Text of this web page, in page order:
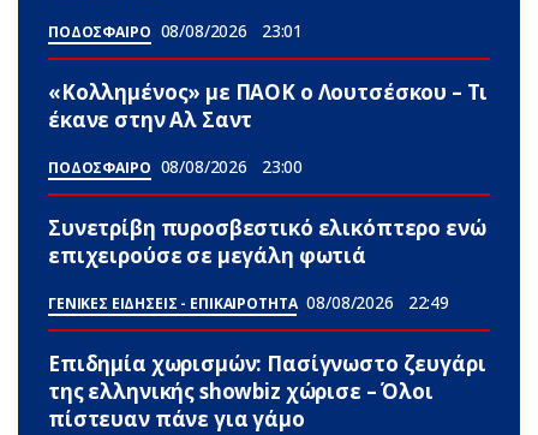
ΠΟΔΟΣΦΑΙΡΟ 08/08/2026 23:01
«Κολλημένος» με ΠΑΟΚ ο Λουτσέσκου – Τι
έκανε στην Αλ Σαντ
ΠΟΔΟΣΦΑΙΡΟ 08/08/2026 23:00
Συνετρίβη πυροσβεστικό ελικόπτερο ενώ
επιχειρούσε σε μεγάλη φωτιά
ΓΕΝΙΚΕΣ ΕΙΔΗΣΕΙΣ - ΕΠΙΚΑΙΡΟΤΗΤΑ 08/08/2026 22:49
Επιδημία χωρισμών: Πασίγνωστο ζευγάρι
της ελληνικής showbiz χώρισε – Όλοι
πίστευαν πάνε για γάμο